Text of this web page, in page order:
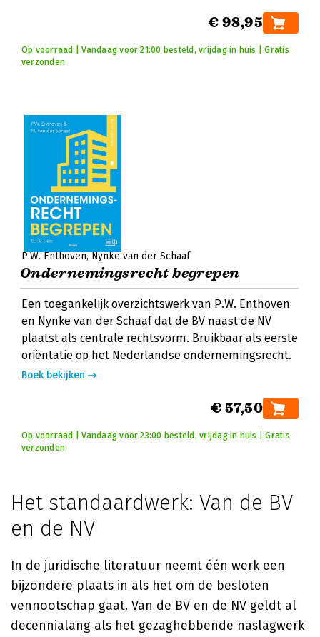
€ 98,95
Op voorraad | Vandaag voor 21:00 besteld, vrijdag in huis | Gratis
verzonden
P.W. Enthoven Nynke van der Schaaf
Ondernemingsrecht begrepen
Een toegankelijk overzichtswerk van P.W. Enthoven
en Nynke van der Schaaf dat de BV naast de NV
plaatst als centrale rechtsvorm. Bruikbaar als eerste
oriëntatie op het Nederlandse ondernemingsrecht.
Boek bekijken
€ 57,50
Op voorraad | Vandaag voor 23:00 besteld, vrijdag in huis | Gratis
verzonden
Het standaardwerk: Van de BV
en de NV
In de juridische literatuur neemt één werk een
bijzondere plaats in als het om de besloten
vennootschap gaat. Van de BV en de NV geldt al
decennialang als het gezaghebbende naslagwerk